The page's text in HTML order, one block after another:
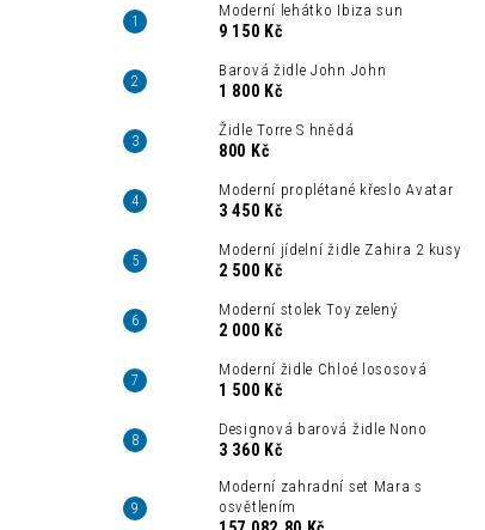
Moderní lehátko Ibiza sun
9 150 Kč
Barová židle John John
1 800 Kč
Židle Torre S hnědá
800 Kč
Moderní proplétané křeslo Avatar
3 450 Kč
Moderní jídelní židle Zahira 2 kusy
2 500 Kč
Moderní stolek Toy zelený
2 000 Kč
Moderní židle Chloé lososová
1 500 Kč
Designová barová židle Nono
3 360 Kč
Moderní zahradní set Mara s
osvětlením